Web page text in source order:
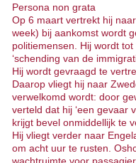
Persona non grata
Op 6 maart vertrekt hij
week) bij aankomst wordt
politiemensen. Hij wordt tot
‘schending van de
Hij wordt gevraagd te
Daarop vliegt hij naar
verwelkomd wordt: door
verteld dat hij ‘een gevaar
krijgt bevel onmiddellijk te
Hij vliegt verder naar
om acht uur te rusten.
wachtruimte voor